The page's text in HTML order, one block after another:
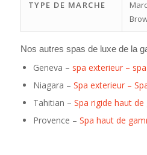
TYPE DE MARCHE
Nos autres spas de luxe de la
Geneva – spa exterieur –
Niagara – Spa exterieur –
Tahitian – Spa rigide haut
Provence – Spa haut de